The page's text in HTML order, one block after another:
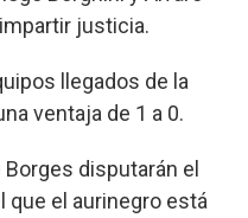
justicia.
llegados de la
ventaja de 1 a 0.
disputarán el
que el aurinegro está